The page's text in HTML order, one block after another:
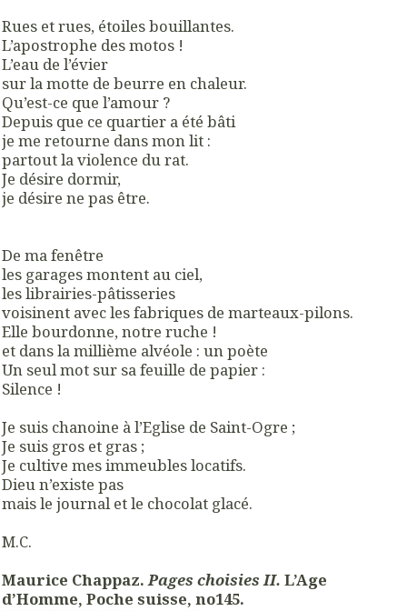
Rues et rues, étoiles bouillantes.
L’apostrophe des motos !
L’eau de l’évier
sur la motte de beurre en chaleur.
Qu’est-ce que l’amour ?
Depuis que ce quartier a été bâti
je me retourne dans mon lit :
partout la violence du rat.
Je désire dormir,
je désire ne pas être.
De ma fenêtre
les garages montent au ciel,
les librairies-pâtisseries
voisinent avec les fabriques de marteaux-pilons.
Elle bourdonne, notre ruche !
et dans la millième alvéole : un poète
Un seul mot sur sa feuille de papier :
Silence !
Je suis chanoine à l’Eglise de Saint-Ogre ;
Je suis gros et gras ;
Je cultive mes immeubles locatifs.
Dieu n’existe pas
mais le journal et le chocolat glacé.
M.C.
Maurice Chappaz.Pages choisies II. L’Age
d’Homme, Poche suisse, no145.